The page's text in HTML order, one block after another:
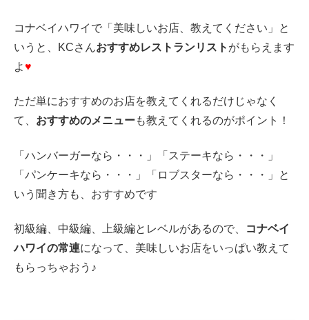
コナベイハワイで「美味しいお店、教えてください」と
いうと、KCさんおすすめレストランリスト がもらえます
よ♥
ただ単におすすめのお店を教えてくれるだけじゃなく
て、 おすすめのメニューも教えてくれるのがポイント！
「ハンバーガーなら・・・」「ステーキなら・・・」
「パンケーキなら・・・」「ロブスターなら・・・」と
いう聞き方も、おすすめです
初級編、中級編、上級編とレベルがあるので、
コナベイ
ハワイの常連になって、美味しいお店をいっぱい教えて
もらっちゃおう♪